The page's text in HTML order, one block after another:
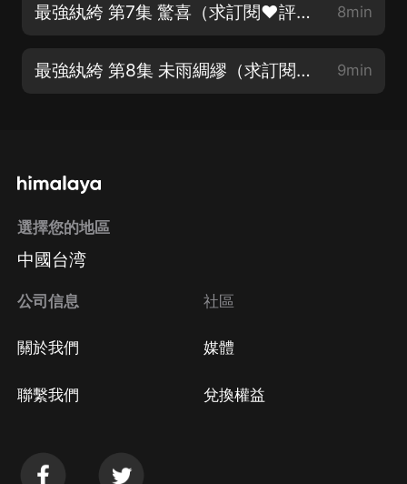
最強紈絝 第7集 驚喜（求訂閱❤評論❤月票❤） 8min
最強紈絝 第8集 未雨綢繆（求訂閱❤評論❤月票❤） 9min
選擇您的地區
中國台湾
公司信息
關於我們
聯繫我們
社區
媒體
兌換權益